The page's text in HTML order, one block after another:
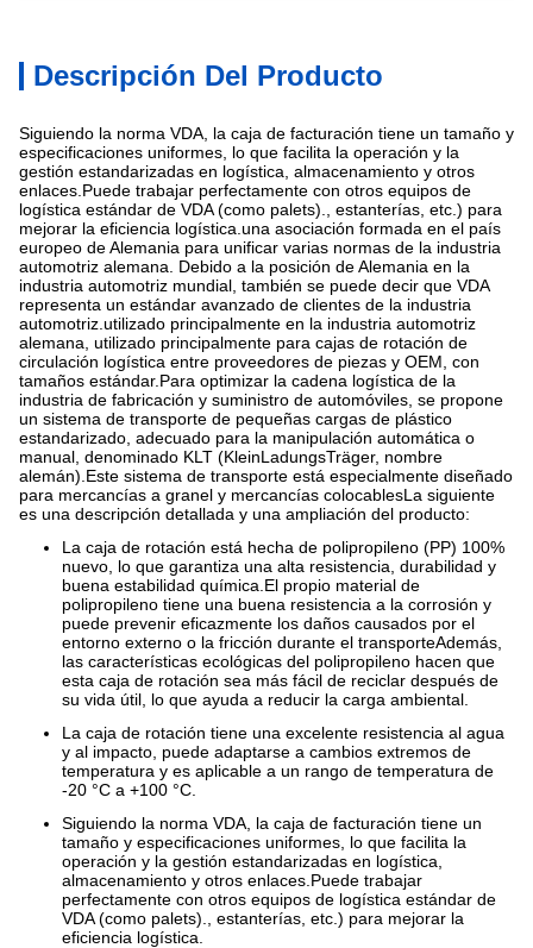
Descripción Del Producto
Siguiendo la norma VDA, la caja de facturación tiene un tamaño y
especificaciones uniformes, lo que facilita la operación y la
gestión estandarizadas en logística, almacenamiento y otros
enlaces.Puede trabajar perfectamente con otros equipos de
logística estándar de VDA (como palets)., estanterías, etc.) para
mejorar la eficiencia logística.una asociación formada en el país
europeo de Alemania para unificar varias normas de la industria
automotriz alemana. Debido a la posición de Alemania en la
industria automotriz mundial, también se puede decir que VDA
representa un estándar avanzado de clientes de la industria
automotriz.utilizado principalmente en la industria automotriz
alemana, utilizado principalmente para cajas de rotación de
circulación logística entre proveedores de piezas y OEM, con
tamaños estándar.Para optimizar la cadena logística de la
industria de fabricación y suministro de automóviles, se propone
un sistema de transporte de pequeñas cargas de plástico
estandarizado, adecuado para la manipulación automática o
manual, denominado KLT (KleinLadungsTräger, nombre
alemán).Este sistema de transporte está especialmente diseñado
para mercancías a granel y mercancías colocablesLa siguiente
es una descripción detallada y una ampliación del producto:
La caja de rotación está hecha de polipropileno (PP) 100%
nuevo, lo que garantiza una alta resistencia, durabilidad y
buena estabilidad química.El propio material de
polipropileno tiene una buena resistencia a la corrosión y
puede prevenir eficazmente los daños causados por el
entorno externo o la fricción durante el transporteAdemás,
las características ecológicas del polipropileno hacen que
esta caja de rotación sea más fácil de reciclar después de
su vida útil, lo que ayuda a reducir la carga ambiental.
La caja de rotación tiene una excelente resistencia al agua
y al impacto, puede adaptarse a cambios extremos de
temperatura y es aplicable a un rango de temperatura de
-20 °C a +100 °C.
Siguiendo la norma VDA, la caja de facturación tiene un
tamaño y especificaciones uniformes, lo que facilita la
operación y la gestión estandarizadas en logística,
almacenamiento y otros enlaces.Puede trabajar
perfectamente con otros equipos de logística estándar de
VDA (como palets)., estanterías, etc.) para mejorar la
eficiencia logística.